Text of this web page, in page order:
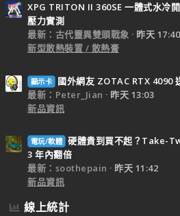
XPG TRITON II 360SE 一體式水冷
壓力實測
最新：古代靈異雙頭戰象
昨天 17:40
新型散熱裝置 / 散熱膏
顯示卡
國外網友 ZOTAC RTX 4090
最新：Peter_Jian
昨天 13:03
新品資訊
電玩/軟體 硬體貴到買不起？Take-
3 年內翻倍
最新：soothepain
昨天 11:42
新品資訊
線上統計